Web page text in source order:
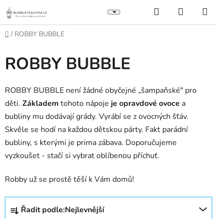
Přejít
na
obsah
Hledat
KOŠÍK
Domů
/ ROBBY BUBBLE
ROBBY BUBBLE
ROBBY BUBBLE není žádné obyčejné „šampaňské" pro
děti. Základem tohoto nápoje je opravdové ovoce a
bubliny mu dodávají grády. Vyrábí se z ovocných šťáv.
Skvěle se hodí na každou dětskou párty. Fakt parádní
bubliny, s kterými je prima zábava. Doporučujeme
vyzkoušet - stačí si vybrat oblíbenou příchuť.
Robby už se prostě těší k Vám domů!
Ř
Řadit podle:Nejlevnější